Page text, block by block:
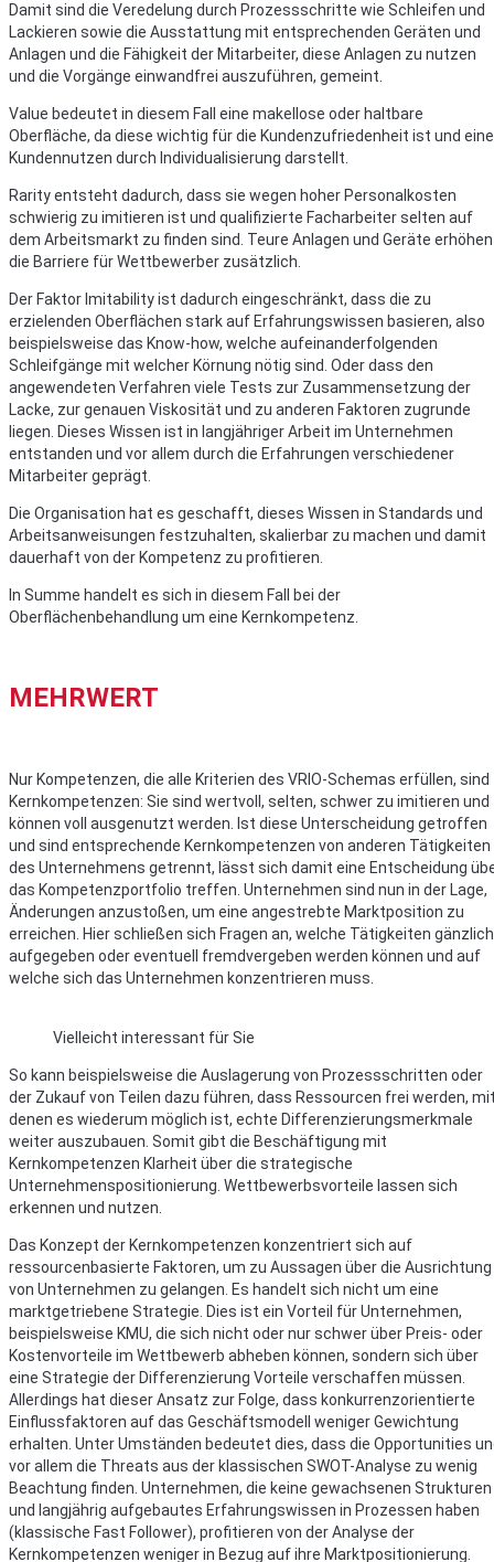
Damit sind die Veredelung durch Prozessschritte wie Schleifen und
Lackieren sowie die Ausstattung mit entsprechenden Geräten und
Anlagen und die Fähigkeit der Mitarbeiter, diese Anlagen zu nutzen
und die Vorgänge einwandfrei auszuführen, gemeint.
Value bedeutet in diesem Fall eine makellose oder haltbare
Oberfläche, da diese wichtig für die Kundenzufriedenheit ist und
Kundennutzen durch Individualisierung darstellt.
Rarity entsteht dadurch, dass sie wegen hoher Personalkosten
schwierig zu imitieren ist und qualifizierte Facharbeiter selten auf
dem Arbeitsmarkt zu finden sind. Teure Anlagen und Geräte erhöhen
die Barriere für Wettbewerber zusätzlich.
Der Faktor Imitability ist dadurch eingeschränkt, dass die zu
erzielenden Oberflächen stark auf Erfahrungswissen basieren, also
beispielsweise das Know-how, welche aufeinanderfolgenden
Schleifgänge mit welcher Körnung nötig sind. Oder dass den
angewendeten Verfahren viele Tests zur Zusammensetzung der
Lacke, zur genauen Viskosität und zu anderen Faktoren zugrunde
liegen. Dieses Wissen ist in langjähriger Arbeit im Unternehmen
entstanden und vor allem durch die Erfahrungen verschiedener
Mitarbeiter geprägt.
Die Organisation hat es geschafft, dieses Wissen in Standards und
Arbeitsanweisungen festzuhalten, skalierbar zu machen und damit
dauerhaft von der Kompetenz zu profitieren.
In Summe handelt es sich in diesem Fall bei der
Oberflächenbehandlung um eine Kernkompetenz.
MEHRWERT
Nur Kompetenzen, die alle Kriterien des VRIO-Schemas erfüllen, sind
Kernkompetenzen: Sie sind wertvoll, selten, schwer zu imitieren und
können voll ausgenutzt werden. Ist diese Unterscheidung getroffen
und sind entsprechende Kernkompetenzen von anderen Tätigkeiten
des Unternehmens getrennt, lässt sich damit eine Entscheidung
das Kompetenzportfolio treffen. Unternehmen sind nun in der Lage,
Änderungen anzustoßen, um eine angestrebte Marktposition zu
erreichen. Hier schließen sich Fragen an, welche Tätigkeiten gänzlich
aufgegeben oder eventuell fremdvergeben werden können und auf
welche sich das Unternehmen konzentrieren muss.
Vielleicht interessant für Sie
So kann beispielsweise die Auslagerung von Prozessschritten oder
der Zukauf von Teilen dazu führen, dass Ressourcen frei werden,
denen es wiederum möglich ist, echte Differenzierungsmerkmale
weiter auszubauen. Somit gibt die Beschäftigung mit
Kernkompetenzen Klarheit über die strategische
Unternehmenspositionierung. Wettbewerbsvorteile lassen sich
erkennen und nutzen.
Das Konzept der Kernkompetenzen konzentriert sich auf
ressourcenbasierte Faktoren, um zu Aussagen über die Ausrichtung
von Unternehmen zu gelangen. Es handelt sich nicht um eine
marktgetriebene Strategie. Dies ist ein Vorteil für Unternehmen,
beispielsweise KMU, die sich nicht oder nur schwer über Preis- oder
Kostenvorteile im Wettbewerb abheben können, sondern sich über
eine Strategie der Differenzierung Vorteile verschaffen müssen.
Allerdings hat dieser Ansatz zur Folge, dass konkurrenzorientierte
Einflussfaktoren auf das Geschäftsmodell weniger Gewichtung
erhalten. Unter Umständen bedeutet dies, dass die Opportunities
vor allem die Threats aus der klassischen SWOT-Analyse zu wenig
Beachtung finden. Unternehmen, die keine gewachsenen Strukturen
und langjährig aufgebautes Erfahrungswissen in Prozessen haben
(klassische Fast Follower), profitieren von der Analyse der
Kernkompetenzen weniger in Bezug auf ihre Marktpositionierung.